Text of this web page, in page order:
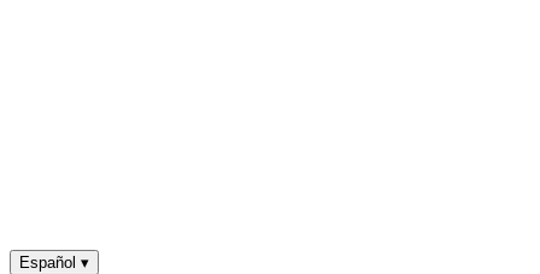
Español ▾